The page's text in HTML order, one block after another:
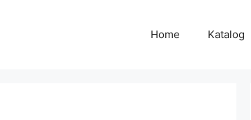
Home Katalog